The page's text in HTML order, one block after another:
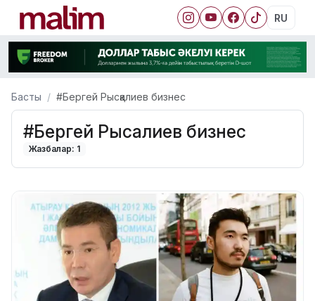
RU
Басты #Бергей Рысқалиев бизнес
#Бергей Рысқалиев бизнес
Жазбалар: 1